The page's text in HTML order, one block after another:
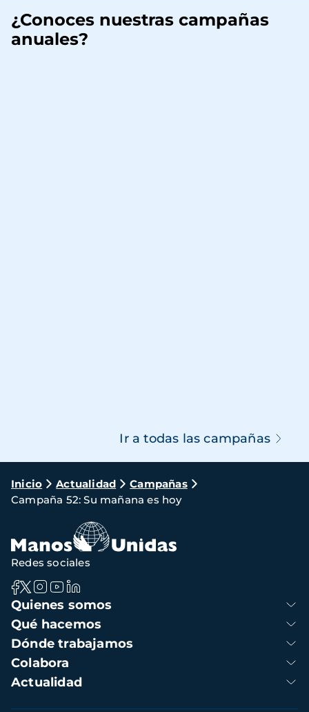
¿Conoces nuestras campañas
anuales?
Ir a todas las campañas
Ruta
de
navegación
Inicio Actualidad
Campañas
Campaña 52: Su mañana es hoy
Navegación
principal
Quienes somos
Qué hacemos
Dónde trabajamos
Colabora
Actualidad
Redes sociales